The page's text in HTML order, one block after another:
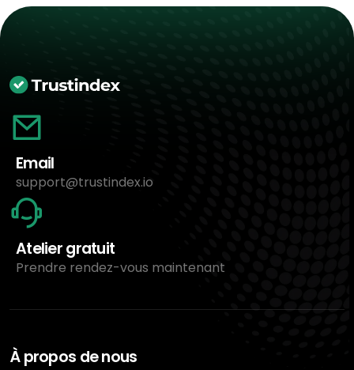
Email
support@trustindex.io
Atelier gratuit
Prendre rendez-vous maintenant
À propos de nous